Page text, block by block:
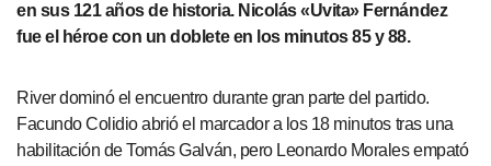
en sus 121 años de historia. Nicolás «Uvita» Fernández
fue el héroe con un doblete en los minutos 85 y 88.
River dominó el encuentro durante gran parte del partido.
Facundo Colidio abrió el marcador a los 18 minutos tras una
habilitación de Tomás Galván, pero Leonardo Morales empató